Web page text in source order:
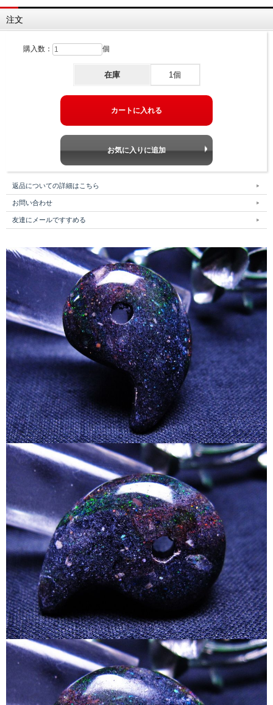
注文
購入数： 個
在庫 1個
返品についての詳細はこちら
お問い合わせ
友達にメールですすめる